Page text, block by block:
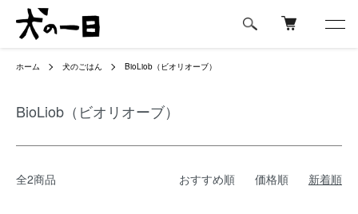
ホーム 犬のごはん BioLiob（ビオリオーブ）
BioLiob（ビオリオーブ）
全2商品 おすすめ順 価格順 新着順